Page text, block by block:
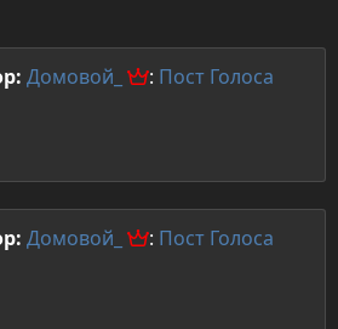
Домовой_ : Пост Голоса
Домовой_ : Пост Голоса